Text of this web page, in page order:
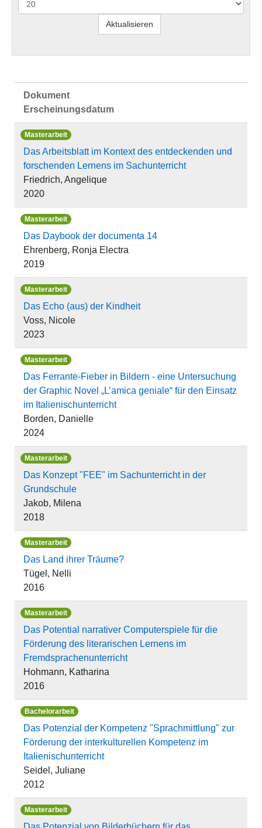
Dokument
Erscheinungsdatum
Masterarbeit
Das Arbeitsblatt im Kontext des entdeckenden und
forschenden Lernens im Sachunterricht
Friedrich, Angelique
2020
Masterarbeit
Das Daybook der documenta 14
Ehrenberg, Ronja Electra
2019
Masterarbeit
Das Echo (aus) der Kindheit
Voss, Nicole
2023
Masterarbeit
Das Ferrante-Fieber in Bildern - eine Untersuchung
der Graphic Novel „L’amica geniale“ für den Einsatz
im Italienischunterricht
Borden, Danielle
2024
Masterarbeit
Das Konzept "FEE" im Sachunterricht in der
Grundschule
Jakob, Milena
2018
Masterarbeit
Das Land ihrer Träume?
Tügel, Nelli
2016
Masterarbeit
Das Potential narrativer Computerspiele für die
Förderung des literarischen Lernens im
Fremdsprachenunterricht
Hohmann, Katharina
2016
Bachelorarbeit
Das Potenzial der Kompetenz "Sprachmittlung" zur
Förderung der interkulturellen Kompetenz im
Italienischunterricht
Seidel, Juliane
2012
Masterarbeit